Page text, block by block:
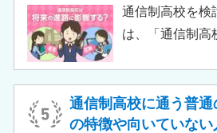
習指導やスクー
る生活面での相
でしょう。 こ
校の特徴や通信
通信制高校を検
は、「通信制高
がある人もいる
か。 結論から
通信制高校に通う普
の特徴や向いていな